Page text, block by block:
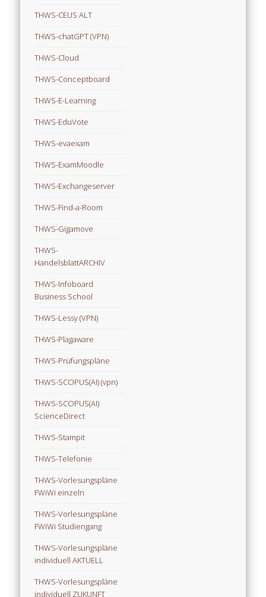
THWS-CEUS ALT
THWS-chatGPT (VPN)
THWS-Cloud
THWS-Conceptboard
THWS-E-Learning
THWS-EduVote
THWS-evaexam
THWS-ExamMoodle
THWS-Exchangeserver
THWS-Find-a-Room
THWS-Gigamove
THWS-
HandelsblattARCHIV
THWS-Infoboard
Business School
THWS-Lessy (VPN)
THWS-Plagaware
THWS-Prüfungspläne
THWS-SCOPUS(AI) (vpn)
THWS-SCOPUS(AI)
ScienceDirect
THWS-Stampit
THWS-Telefonie
THWS-Vorlesungspläne
FWiWi einzeln
THWS-Vorlesungspläne
FWiWi Studiengang
THWS-Vorlesungspläne
individuell AKTUELL
THWS-Vorlesungspläne
individuell ZUKUNFT